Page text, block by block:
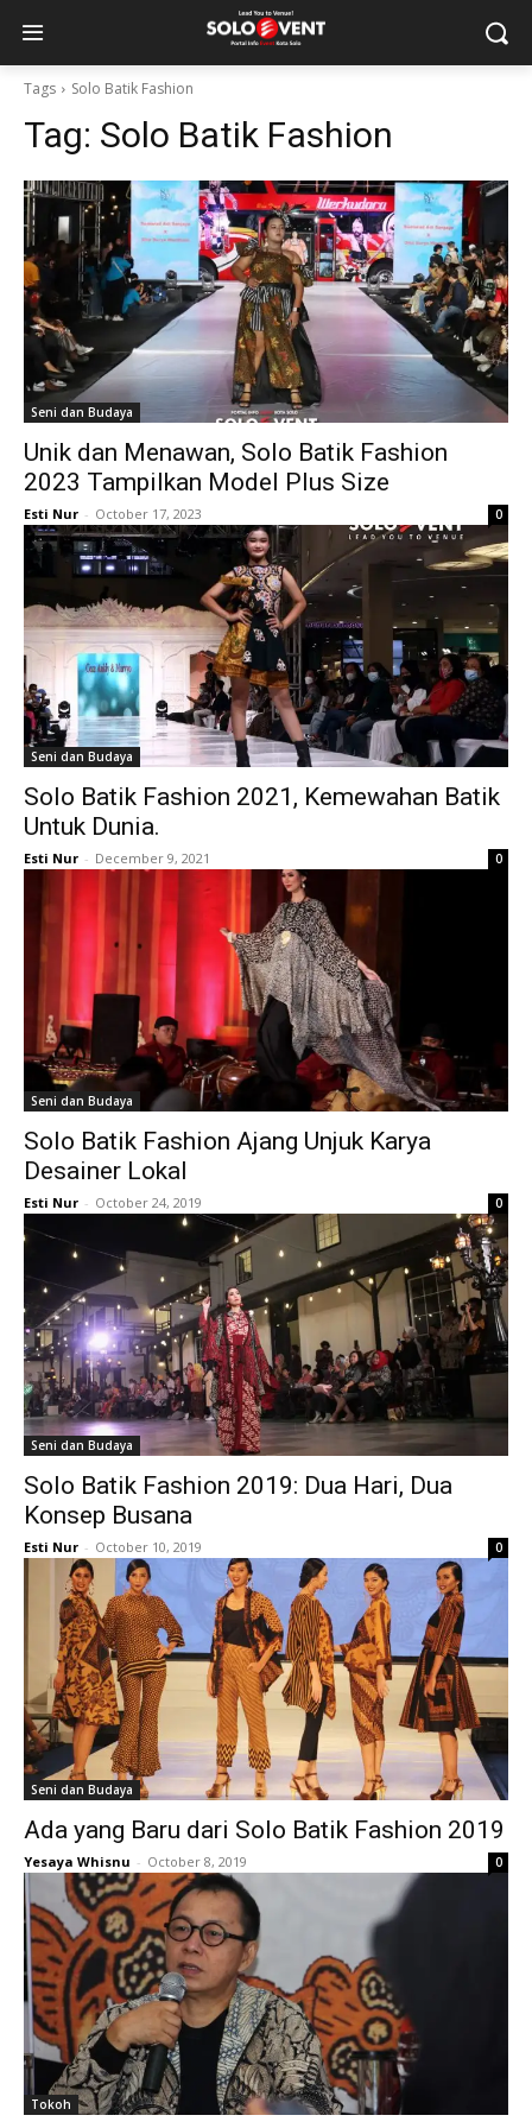
Tags Solo Batik Fashion
Tag: Solo Batik Fashion
Seni dan Budaya
Unik dan Menawan, Solo Batik Fashion
2023 Tampilkan Model Plus Size
Esti Nur - October 17, 2023 0
Seni dan Budaya
Solo Batik Fashion 2021, Kemewahan Batik
Untuk Dunia.
Esti Nur - December 9, 2021 0
Seni dan Budaya
Solo Batik Fashion Ajang Unjuk Karya
Desainer Lokal
Esti Nur - October 24, 2019 0
Seni dan Budaya
Solo Batik Fashion 2019: Dua Hari, Dua
Konsep Busana
Esti Nur - October 10, 2019 0
Seni dan Budaya
Ada yang Baru dari Solo Batik Fashion 2019
Yesaya Whisnu - October 8, 2019 0
Tokoh